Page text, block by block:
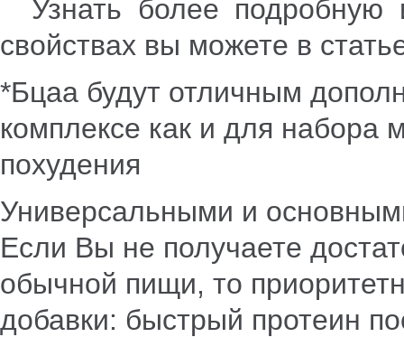
Узнать более
свойствах вы можете в
*Бцаа будут отличным
комплексе как и для
похудения
Универсальными и
Если Вы не получаете
обычной пищи, то
добавки: быстрый протеин